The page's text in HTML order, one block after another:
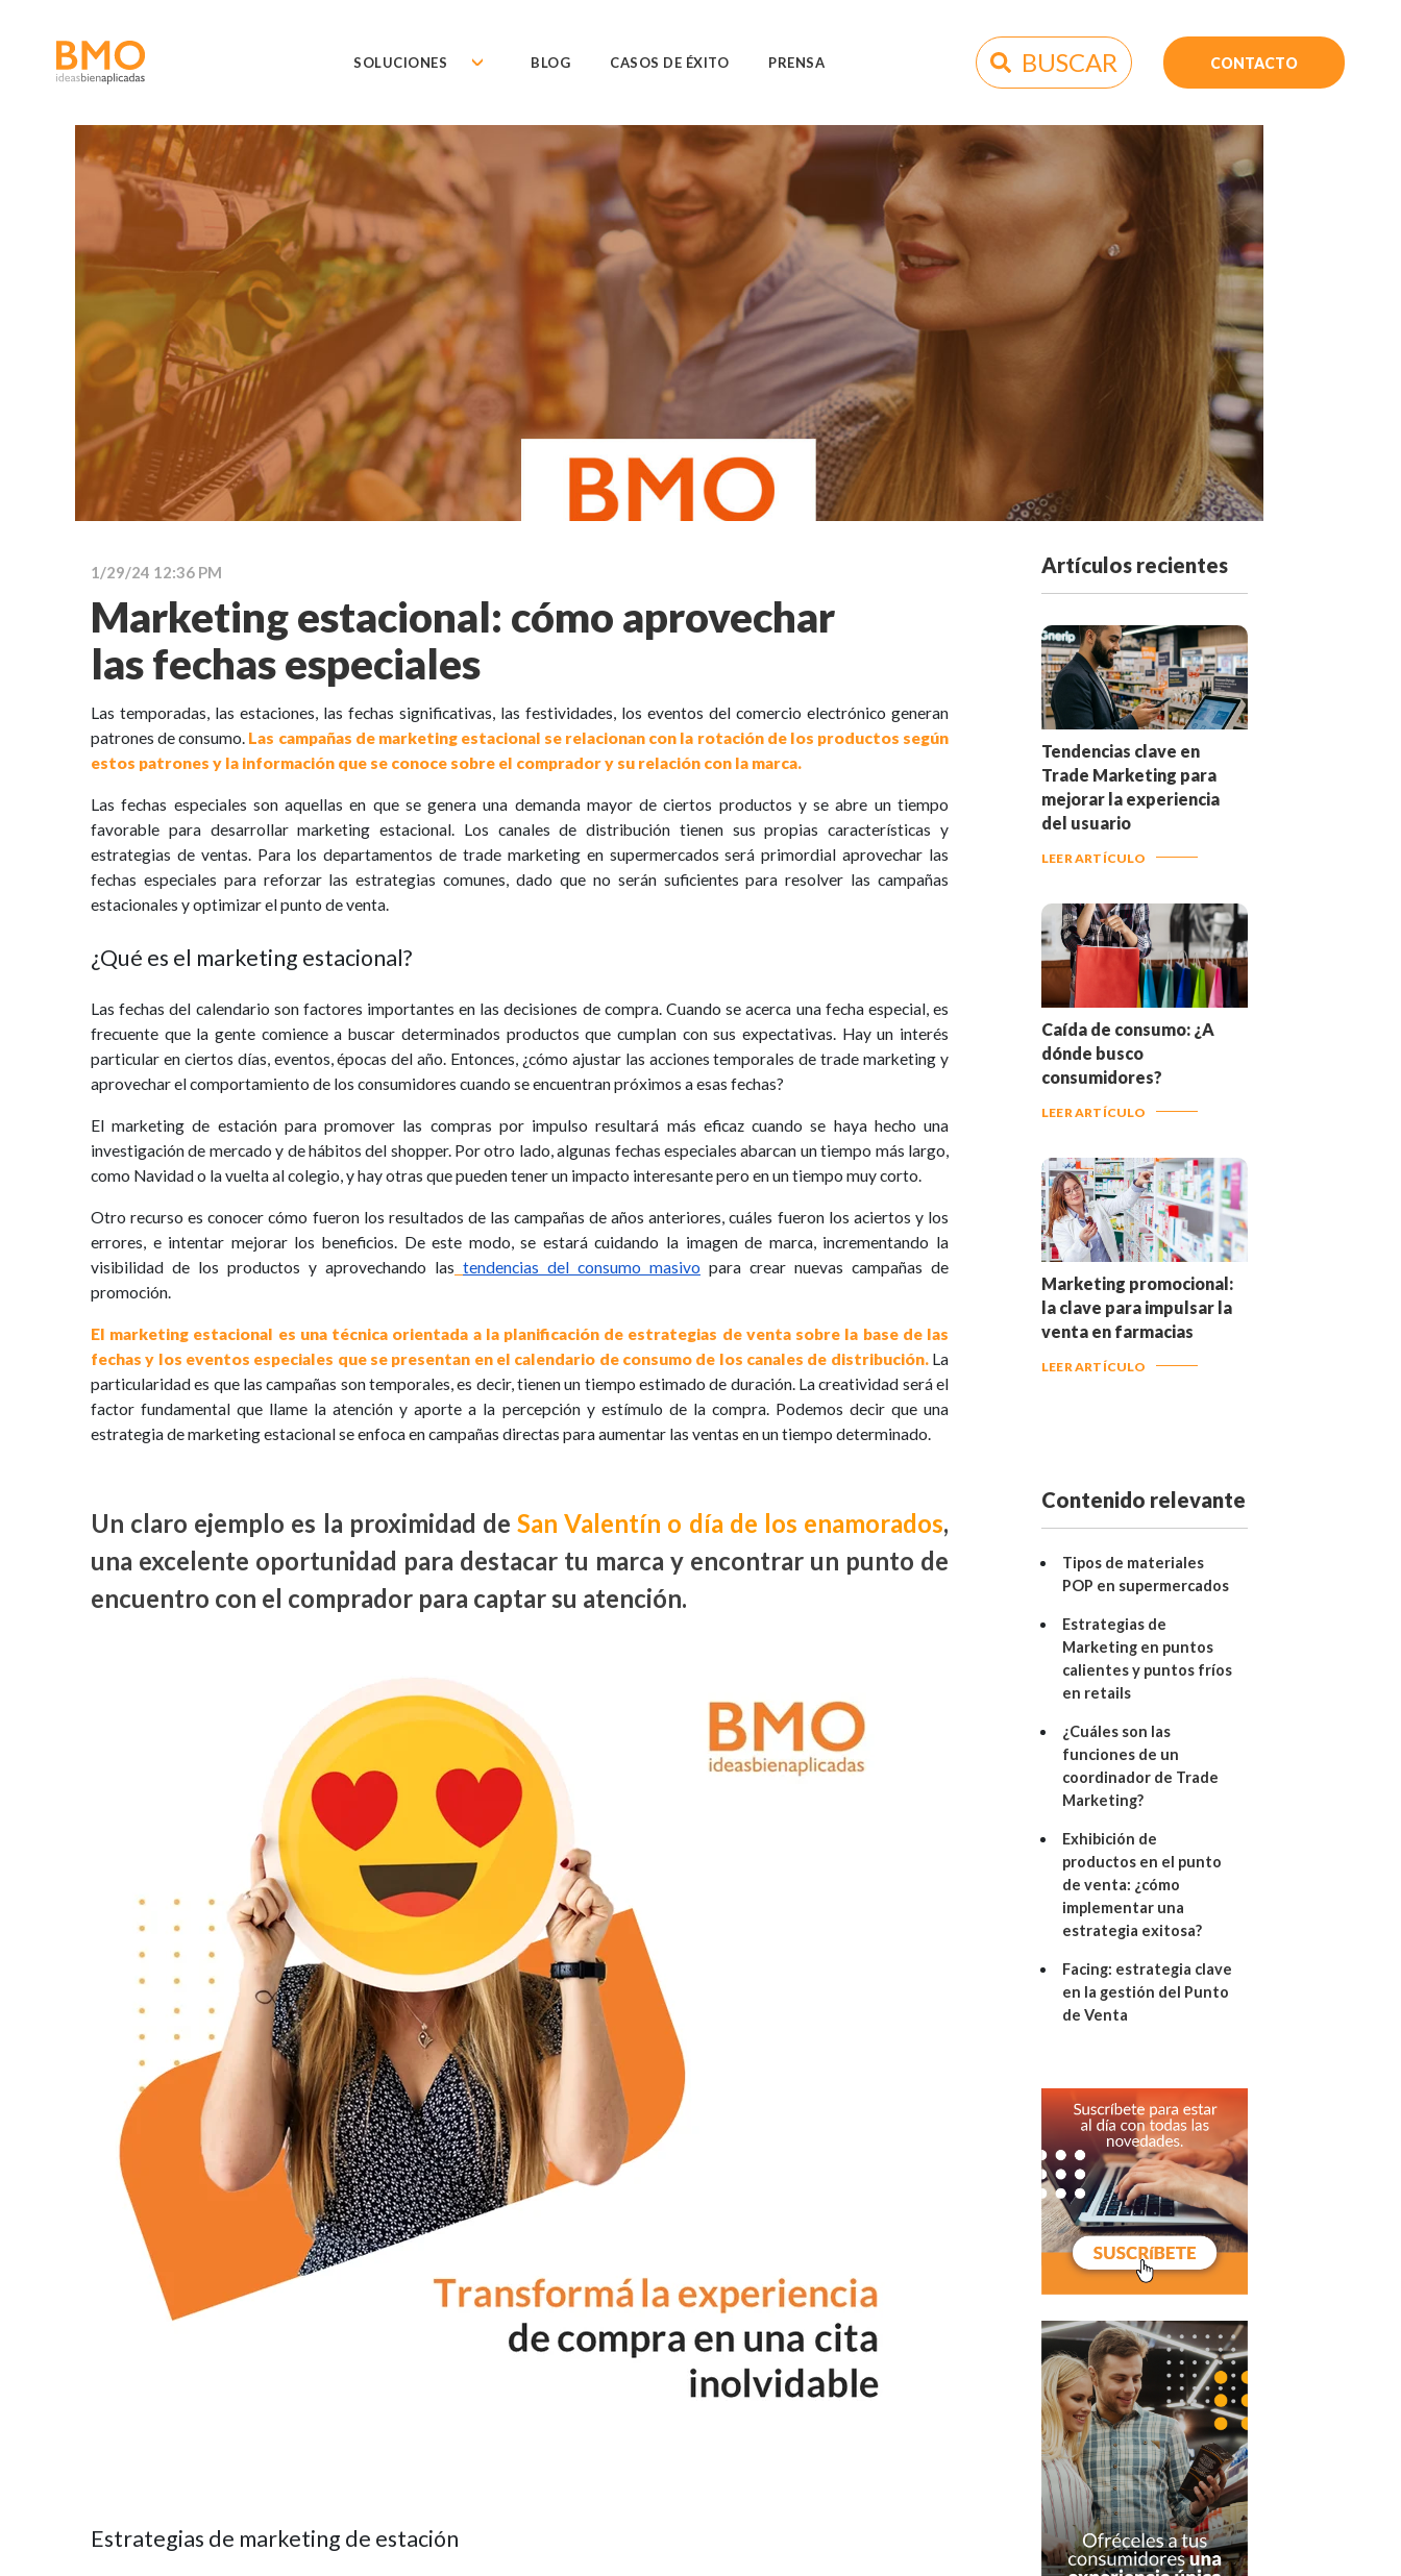
SOLUCIONES BLOG CASOS DE ÉXITO PRENSA BUSCAR CONTACTO
1/29/24 12:36 PM
Marketing estacional: cómo aprovechar
las fechas especiales
Las temporadas, las estaciones, las fechas significativas, las festividades, los eventos del comercio electrónico generan
patrones de consumo. Las campañas de marketing estacional se relacionan con la rotación de los productos según
estos patrones y la información que se conoce sobre el comprador y su relación con la marca.
Las fechas especiales son aquellas en que se genera una demanda mayor de ciertos productos y se abre un tiempo
favorable para desarrollar marketing estacional. Los canales de distribución tienen sus propias características y
estrategias de ventas. Para los departamentos de trade marketing en supermercados será primordial aprovechar las
fechas especiales para reforzar las estrategias comunes, dado que no serán suficientes para resolver las campañas
estacionales y optimizar el punto de venta.
¿Qué es el marketing estacional?
Las fechas del calendario son factores importantes en las decisiones de compra. Cuando se acerca una fecha especial, es
frecuente que la gente comience a buscar determinados productos que cumplan con sus expectativas. Hay un interés
particular en ciertos días, eventos, épocas del año. Entonces, ¿cómo ajustar las acciones temporales de trade marketing y
aprovechar el comportamiento de los consumidores cuando se encuentran próximos a esas fechas?
El marketing de estación para promover las compras por impulso resultará más eficaz cuando se haya hecho una
investigación de mercado y de hábitos del shopper. Por otro lado, algunas fechas especiales abarcan un tiempo más largo,
como Navidad o la vuelta al colegio, y hay otras que pueden tener un impacto interesante pero en un tiempo muy corto.
Otro recurso es conocer cómo fueron los resultados de las campañas de años anteriores, cuáles fueron los aciertos y los
errores, e intentar mejorar los beneficios. De este modo, se estará cuidando la imagen de marca, incrementando la
visibilidad de los productos y aprovechando las tendencias del consumo masivo para crear nuevas campañas de
promoción.
El marketing estacional es una técnica orientada a la planificación de estrategias de venta sobre la base de las
fechas y los eventos especiales que se presentan en el calendario de consumo de los canales de distribución.La
particularidad es que las campañas son temporales, es decir, tienen un tiempo estimado de duración. La creatividad será el
factor fundamental que llame la atención y aporte a la percepción y estímulo de la compra. Podemos decir que una
estrategia de marketing estacional se enfoca en campañas directas para aumentar las ventas en un tiempo determinado.
Un claro ejemplo es la proximidad deSan Valentín o día de los enamorados,
una excelente oportunidad para destacar tu marca y encontrar un punto de
encuentro con el comprador para captar su atención.
Estrategias de marketing de estación
Artículos recientes
Tendencias clave en
Trade Marketing para
mejorar la experiencia
del usuario
LEER ARTÍCULO
Caída de consumo: ¿A
dónde busco
consumidores?
LEER ARTÍCULO
Marketing promocional:
la clave para impulsar la
venta en farmacias
LEER ARTÍCULO
Contenido relevante
Tipos de materiales
POP en supermercados
Estrategias de
Marketing en puntos
calientes y puntos fríos
en retails
¿Cuáles son las
funciones de un
coordinador de Trade
Marketing?
Exhibición de
productos en el punto
de venta: ¿cómo
implementar una
estrategia exitosa?
Facing: estrategia clave
en la gestión del Punto
de Venta